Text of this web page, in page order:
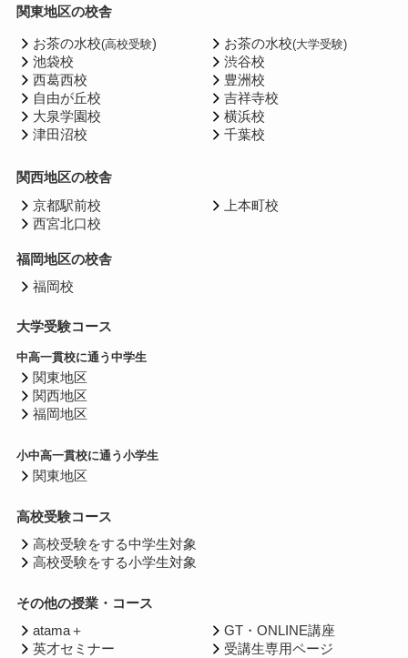
関東地区の校舎
お茶の水校(高校受験)
池袋校
西葛西校
自由が丘校
大泉学園校
津田沼校
お茶の水校(大学受験)
渋谷校
豊洲校
吉祥寺校
横浜校
千葉校
関西地区の校舎
京都駅前校
西宮北口校
上本町校
福岡地区の校舎
福岡校
大学受験コース
中高一貫校に通う中学生
関東地区
関西地区
福岡地区
小中高一貫校に通う小学生
関東地区
高校受験コース
高校受験をする中学生対象
高校受験をする小学生対象
その他の授業・コース
atama＋
英才セミナー
GT・ONLINE講座
受講生専用ページ